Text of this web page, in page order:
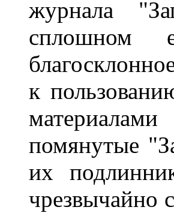
журнала
сплошном
к
помянутые
их
чрезвычайно